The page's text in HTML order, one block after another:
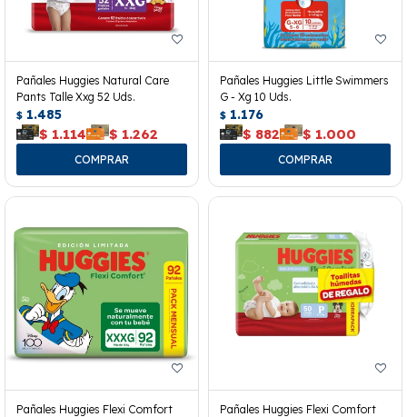
Pañales Huggies Natural Care
Pants Talle Xxg 52 Uds.
$ 1.485
$ 1.114 $ 1.262
Pañales Huggies Little Swimmers
G - Xg 10 Uds.
$ 1.176
$ 882 $ 1.000
Pañales Huggies Flexi Comfort
Pañales Huggies Flexi Comfort